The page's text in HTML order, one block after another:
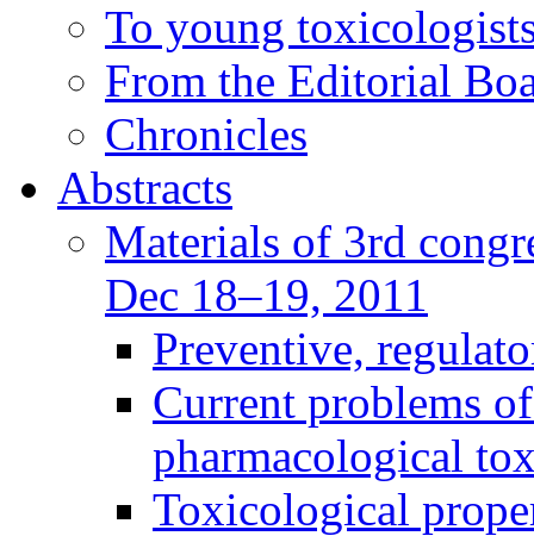
To young
From the Editorial
Chronicles
Abstracts
Materials of 3rd
Dec 18–19, 2011
Preventive,
Current problems
pharmacological
Toxicological